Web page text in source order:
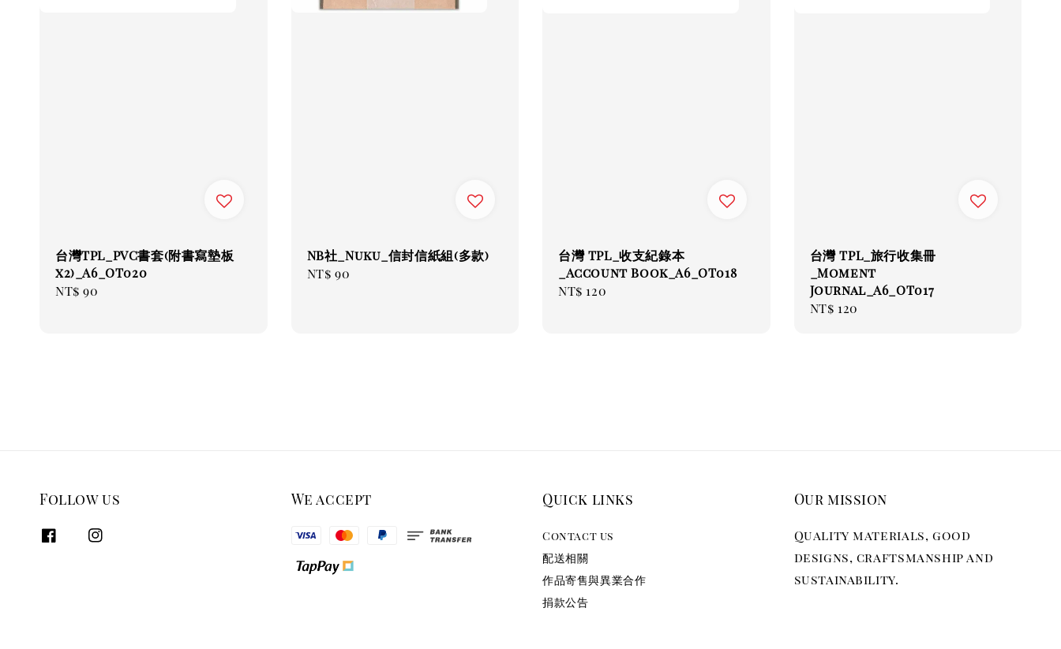
台灣TPL_PVC書套(附書寫墊板
x2)_A6_OT020
Regular
NT$ 90
NB社_Nuku_信封信紙組(多款)
Regular
NT$ 90
台灣 TPL_收支紀錄本
_Account Book_A6_OT018
Regular
NT$ 120
台灣 TPL_旅行收集冊
_Moment
Journal_A6_OT017
Regular
NT$ 120
Follow us We accept Quick links
Contact us
配送相關
作品寄售與異業合作
捐款公告
Our mission
Quality materials, good
designs, craftsmanship and
sustainability.